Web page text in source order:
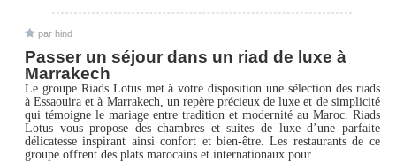
par hind
Passer un séjour dans un riad de luxe à
Marrakech
Le groupe Riads Lotus met à votre disposition une sélection des riads
à Essaouira et à Marrakech, un repère précieux de luxe et de simplicité
qui témoigne le mariage entre tradition et modernité au Maroc. Riads
Lotus vous propose des chambres et suites de luxe d’une parfaite
délicatesse inspirant ainsi confort et bien-être. Les restaurants de ce
groupe offrent des plats marocains et internationaux pour